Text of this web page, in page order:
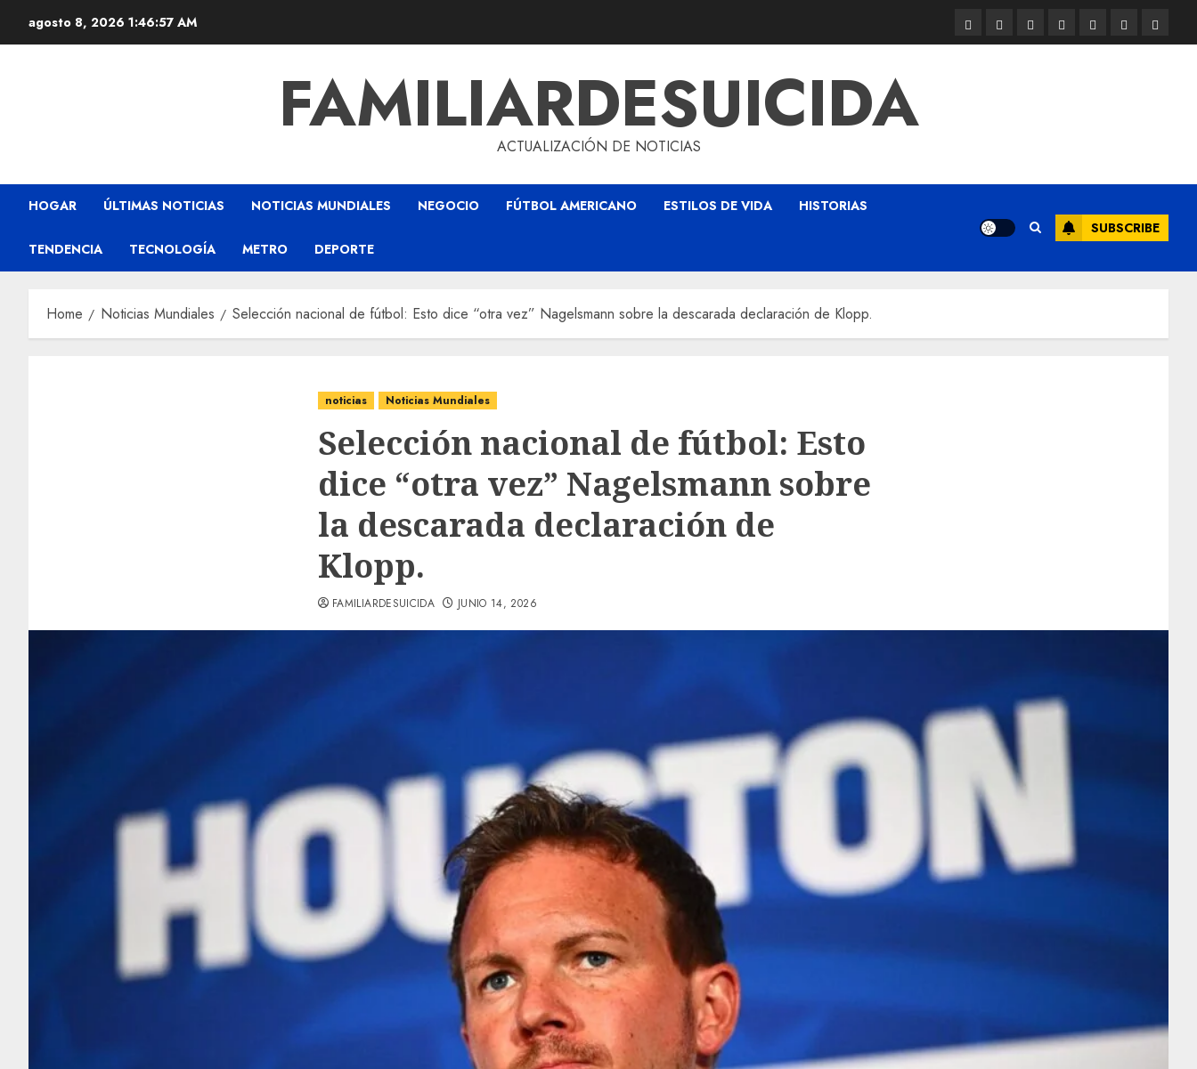
agosto 8, 2026 1:46:58 AM
FAMILIARDESUICIDA
ACTUALIZACIÓN DE NOTICIAS
HOGAR ÚLTIMAS NOTICIAS NOTICIAS MUNDIALES NEGOCIO FÚTBOL AMERICANO ESTILOS DE VIDA HISTORIAS
TENDENCIA TECNOLOGÍA METRO DEPORTE
SUBSCRIBE
Home Noticias Mundiales Selección nacional de fútbol: Esto dice “otra vez” Nagelsmann sobre la descarada declaración de Klopp.
noticias Noticias Mundiales
Selección nacional de fútbol: Esto
dice “otra vez” Nagelsmann sobre
la descarada declaración de
Klopp.
FAMILIARDESUICIDA JUNIO 14, 2026